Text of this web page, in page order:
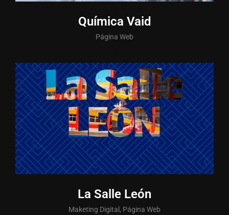
Química Vaid
Página Web
La Salle León
Maketing Digital, Página Web